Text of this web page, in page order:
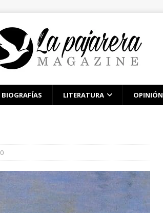
BIOGRAFÍAS LITERATURA OPINIÓN
0